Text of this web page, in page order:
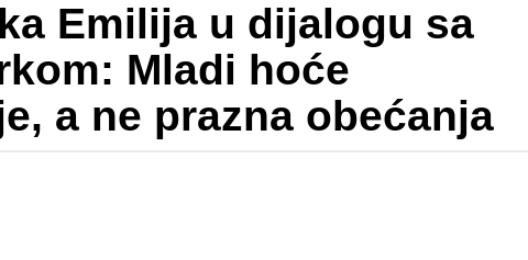
Emilija u dijalogu sa
Mladi hoće
a ne prazna obećanja